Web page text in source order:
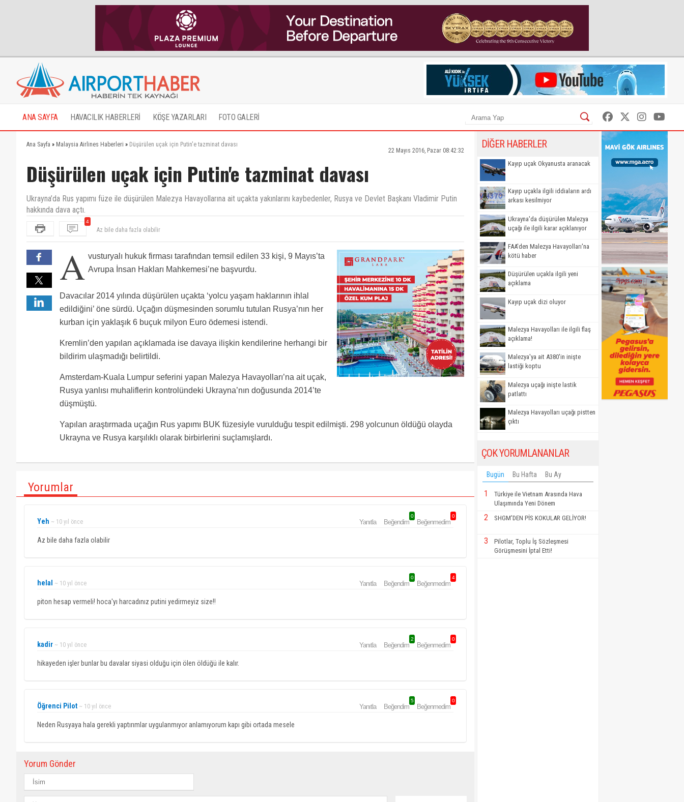
ANA SAYFA HAVACILIK HABERLERİ KÖŞE YAZARLARI FOTO GALERİ
Ana Sayfa » Malaysia Airlines Haberleri » Düşürülen uçak için Putin'e tazminat davası
22 Mayıs 2016, Pazar 08:42:32
Düşürülen uçak için Putin'e tazminat davası
Ukrayna’da Rus yapımı füze ile düşürülen Malezya Havayollarına ait uçakta yakınlarını kaybedenler, Rusya ve Devlet Başkanı Vladimir Putin
hakkında dava açtı.
4
piton hesap vermeli! hoca'yı harcadınız putini yedirmeyiz size!!
Az bile daha fazla olabilir
A vusturyalı hukuk firması tarafından temsil edilen 33 kişi, 9 Mayıs’ta
Avrupa İnsan Hakları Mahkemesi’ne başvurdu.
Davacılar 2014 yılında düşürülen uçakta ‘yolcu yaşam haklarının ihlal
edildiğini’ öne sürdü. Uçağın düşmesinden sorumlu tutulan Rusya’nın her
kurban için yaklaşık 6 buçuk milyon Euro ödemesi istendi.
Kremlin’den yapılan açıklamada ise davaya ilişkin kendilerine herhangi bir
bildirim ulaşmadığı belirtildi.
Amsterdam-Kuala Lumpur seferini yapan Malezya Havayolları’na ait uçak,
Rusya yanlısı muhaliflerin kontrolündeki Ukrayna’nın doğusunda 2014’te
düşmüştü.
Yapılan araştırmada uçağın Rus yapımı BUK füzesiyle vurulduğu tespit edilmişti. 298 yolcunun öldüğü olayda
Ukrayna ve Rusya karşılıklı olarak birbirlerini suçlamışlardı.
Yorumlar
Yeh ~ 10 yıl önce Yanıtla Beğendim
0
Beğenmedim
0
Az bile daha fazla olabilir
helal ~ 10 yıl önce Yanıtla Beğendim
0
Beğenmedim
4
piton hesap vermeli! hoca'yı harcadınız putini yedirmeyiz size!!
kadir ~ 10 yıl önce Yanıtla Beğendim
2
Beğenmedim
0
hikayeden işler bunlar bu davalar siyasi olduğu için ölen öldüğü ile kalır.
Öğrenci Pilot ~ 10 yıl önce Yanıtla Beğendim
5
Beğenmedim
0
Neden Rusyaya hala gerekli yaptırımlar uygulanmıyor anlamıyorum kapı gibi ortada mesele
Yorum Gönder
DİĞER HABERLER
Kayıp uçak Okyanusta aranacak
Kayıp uçakla ilgili iddiaların ardı
arkası kesilmiyor
Ukrayna'da düşürülen Malezya
uçağı ile ilgili karar açıklanıyor
FAA'den Malezya Havayolları'na
kötü haber
Düşürülen uçakla ilgili yeni
açıklama
Kayıp uçak dizi oluyor
Malezya Havayolları ile ilgili flaş
açıklama!
Malezya'ya ait A380'in inişte
lastiği koptu
Malezya uçağı inişte lastik
patlattı
Malezya Havayolları uçağı pistten
çıktı
ÇOK YORUMLANANLAR
Bugün Bu Hafta Bu Ay
1
Türkiye ile Vietnam Arasında Hava
Ulaşımında Yeni Dönem
2 SHGM'DEN PİS KOKULAR GELİYOR!
3
Pilotlar, Toplu İş Sözleşmesi
Görüşmesini İptal Etti!